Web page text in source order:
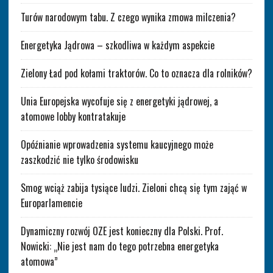
Turów narodowym tabu. Z czego wynika zmowa milczenia?
Energetyka Jądrowa – szkodliwa w każdym aspekcie
Zielony Ład pod kołami traktorów. Co to oznacza dla rolników?
Unia Europejska wycofuje się z energetyki jądrowej, a
atomowe lobby kontratakuje
Opóźnianie wprowadzenia systemu kaucyjnego może
zaszkodzić nie tylko środowisku
Smog wciąż zabija tysiące ludzi. Zieloni chcą się tym zająć w
Europarlamencie
Dynamiczny rozwój OZE jest konieczny dla Polski. Prof.
Nowicki: „Nie jest nam do tego potrzebna energetyka
atomowa”